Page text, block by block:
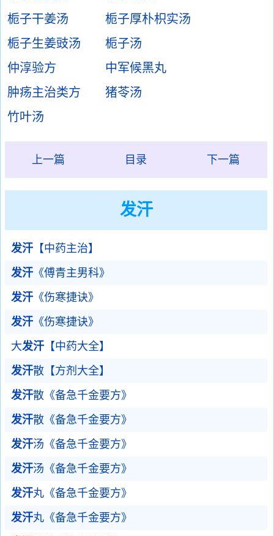
栀子干姜汤
栀子厚朴枳实汤
栀子生姜豉汤
栀子汤
仲淳验方
中军候黑丸
肿疡主治类方
猪苓汤
竹叶汤
上一篇 目录 下一篇
发汗
发汗 【中药主治】
发汗 《傅青主男科》
发汗 《伤寒捷诀》
发汗 《伤寒捷诀》
大发汗 【中药大全】
发汗散【方剂大全】
发汗散《备急千金要方》
发汗散《备急千金要方》
发汗汤《备急千金要方》
发汗汤《备急千金要方》
发汗丸《备急千金要方》
发汗丸《备急千金要方》